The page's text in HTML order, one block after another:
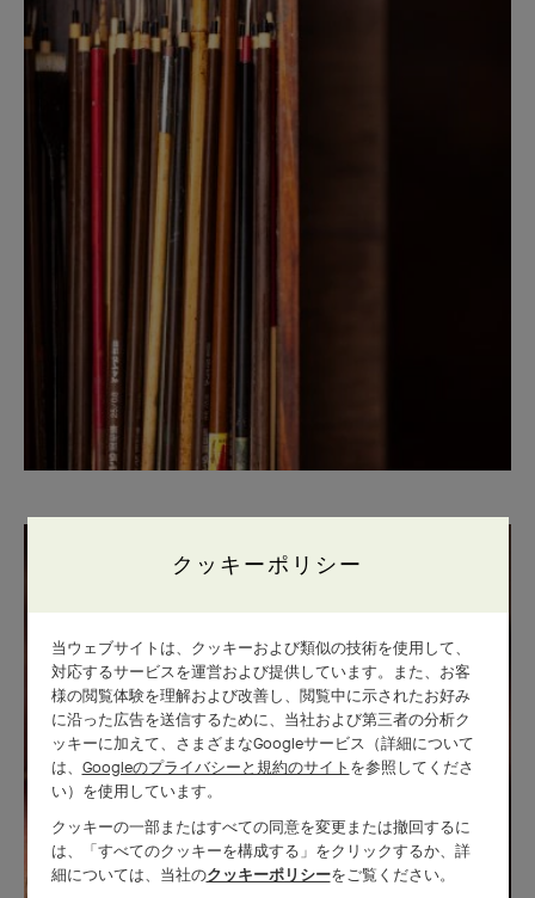
クッキーポリシー
当ウェブサイトは、クッキーおよび類似の技術を使用して、
対応するサービスを運営および提供しています。また、お客
様の閲覧体験を理解および改善し、閲覧中に示されたお好み
に沿った広告を送信するために、当社および第三者の分析ク
ッキーに加えて、さまざまなGoogleサービス（詳細について
は、 Googleのプライバシーと規約のサイト を参照してくださ
い）を使用しています。
クッキーの一部またはすべての同意を変更または撤回するに
は、「すべてのクッキーを構成する」をクリックするか、詳
細については、当社のクッキーポリシーをご覧ください。